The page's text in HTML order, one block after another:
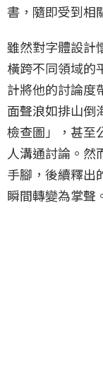
書，隨即受到相
雖然對字體設計
橫跨不同領域的
計將他的討論度
面聲浪如排山倒
檢查圖」，甚至
人溝通討論。然
手腳，後續釋出
瞬間轉變為掌聲